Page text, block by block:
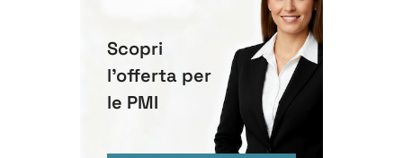
Scopri
l'offerta per
le PMI